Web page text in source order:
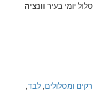
וונציה
ומסלולים, לבד,